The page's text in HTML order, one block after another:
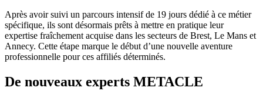
Après avoir suivi un parcours intensif de 19 jours dédié à ce métier
spécifique, ils sont désormais prêts à mettre en pratique leur
expertise fraîchement acquise dans les secteurs de Brest, Le Mans et
Annecy. Cette étape marque le début d’une nouvelle aventure
professionnelle pour ces affiliés déterminés.
De nouveaux experts METACLE